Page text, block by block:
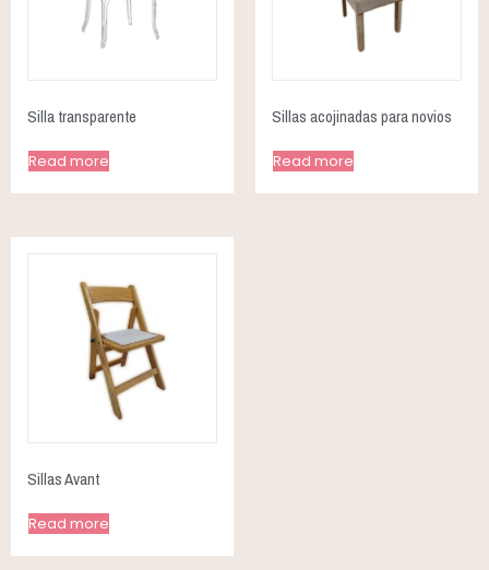
Silla transparente
Read more
Sillas acojinadas para novios
Read more
Sillas Avant
Read more